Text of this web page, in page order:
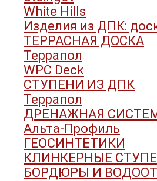
White Hills
Изделия из ДПК:
ТЕРРАСНАЯ ДОСКА
Террапол
WPC Deck
СТУПЕНИ ИЗ ДПК
Террапол
ДРЕНАЖНАЯ
Альта-Профиль
ГЕОСИНТЕТИКИ
КЛИНКЕРНЫЕ
БОРДЮРЫ И